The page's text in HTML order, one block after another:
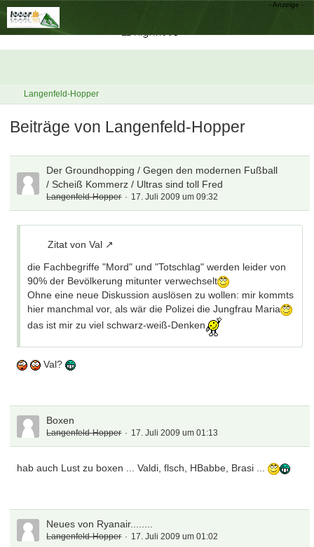
Langenfeld-Hopper
Beiträge von Langenfeld-Hopper
Der Groundhopping / Gegen den modernen Fußball
/ Scheiß Kommerz / Ultras sind toll Fred
Langenfeld-Hopper 17. Juli 2009 um 09:32
Zitat von Val
die Fachbegriffe "Mord" und "Totschlag" werden leider von
90% der Bevölkerung mitunter verwechselt
Ohne eine neue Diskussion auslösen zu wollen: mir kommts
hier manchmal vor, als wär die Polizei die Jungfrau Maria
das ist mir zu viel schwarz-weiß-Denken
Val?
Boxen
Langenfeld-Hopper 17. Juli 2009 um 01:13
hab auch Lust zu boxen ... Valdi, flsch, HBabbe, Brasi ...
Neues von Ryanair........
Langenfeld-Hopper 17. Juli 2009 um 01:02